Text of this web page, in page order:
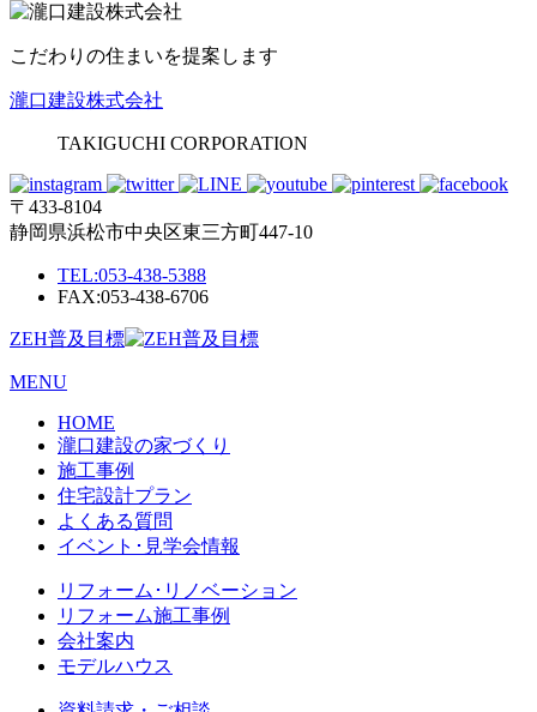
こだわりの住まいを提案します
瀧口建設株式会社
TAKIGUCHI CORPORATION
〒433-8104
静岡県浜松市中央区東三方町447-10
TEL:053-438-5388
FAX:053-438-6706
ZEH普及目標
MENU
HOME
瀧口建設の家づくり
施工事例
住宅設計プラン
よくある質問
イベント･見学会情報
リフォーム･リノベーション
リフォーム施工事例
会社案内
モデルハウス